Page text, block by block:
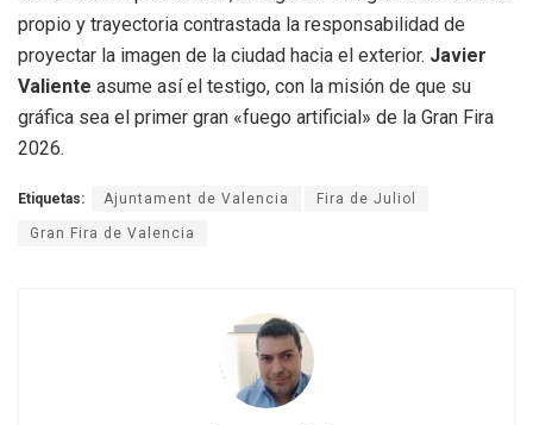
propio y trayectoria contrastada la responsabilidad de
proyectar la imagen de la ciudad hacia el exterior. Javier
Valiente asume así el testigo, con la misión de que su
gráfica sea el primer gran «fuego artificial» de la Gran Fira
2026.
Etiquetas: Ajuntament de Valencia Fira de Juliol
Gran Fira de Valencia